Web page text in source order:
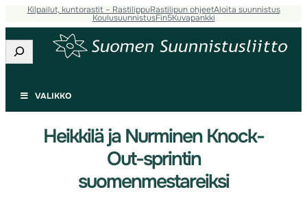
Kilpailut, kuntorastit – RastilippuRastilipun ohjeetAloita suunnistus
KoulusuunnistusFin5Kuvapankki
Etsi
VALIKKO
Heikkilä ja Nurminen Knock-
Out-sprintin
suomenmestareiksi